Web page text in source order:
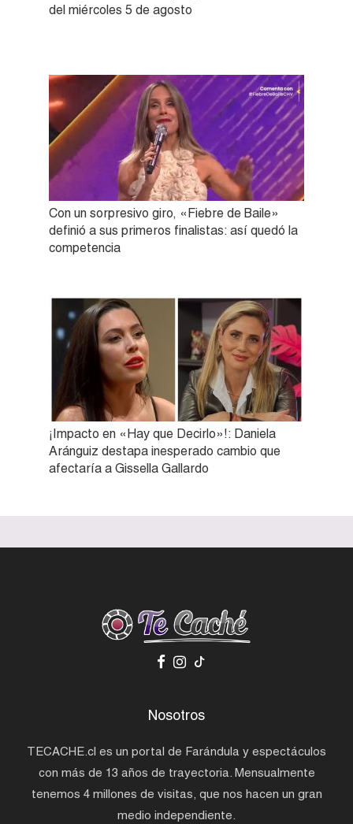
del miércoles 5 de agosto
Con un sorpresivo giro, «Fiebre de Baile»
definió a sus primeros finalistas: así quedó la
competencia
¡Impacto en «Hay que Decirlo»!: Daniela
Aránguiz destapa inesperado cambio que
afectaría a Gissella Gallardo
Nosotros
TECACHE.cl es un portal de Farándula y espectáculos
con más de 13 años de trayectoria. Mensualmente
tenemos 4 millones de visitas, que nos hacen un gran
medio independiente.